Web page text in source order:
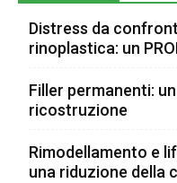
Distress da
rinoplastica: un
Filler permanenti:
ricostruzione
Rimodellamento e
una riduzione della